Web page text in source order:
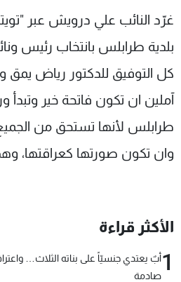
غرّد النائب علي درويش عبر
بلدية طرابلس بانتخاب رئيس
كل التوفيق للدكتور رياض يمق
آملين ان تكون فاتحة خير وتبدأ
طرابلس لأنها تستحق من
وان تكون صورتها كعراقتها،
الأكثر قراءة
1أبٌ يعتدي جنسيّاً على بناته الثلاث…
صادمة
شاهد البرامج
عن MTV
الإنـتـاج
لاعلاناتكم
وظائف
تواصل
شروط
سياسة